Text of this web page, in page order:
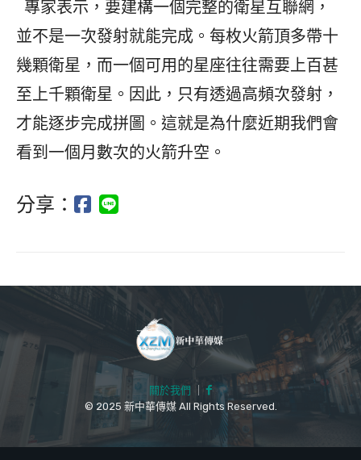
專家表示，要建構一個完整的衛星互聯網，
並不是一次發射就能完成。每枚火箭頂多帶十
幾顆衛星，而一個可用的星座往往需要上百甚
至上千顆衛星。因此，只有透過高頻次發射，
才能逐步完成拼圖。這就是為什麼近期我們會
看到一個月數次的火箭升空。
分享：
關於我們
｜
© 2025 新中華傳媒 All Rights Reserved.